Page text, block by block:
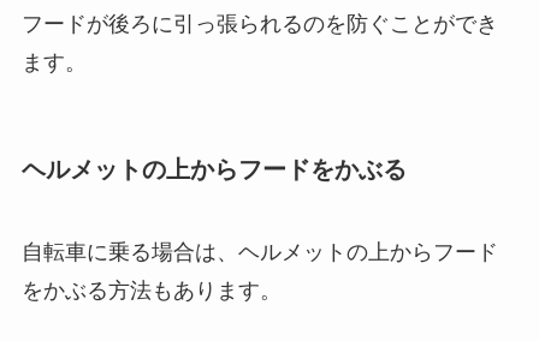
フードが後ろに引っ張られるのを防ぐことができ
ます。
ヘルメットの上からフードをかぶる
自転車に乗る場合は、ヘルメットの上からフード
をかぶる方法もあります。